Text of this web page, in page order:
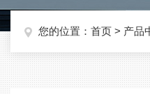
您的位置： 首页 > 产品